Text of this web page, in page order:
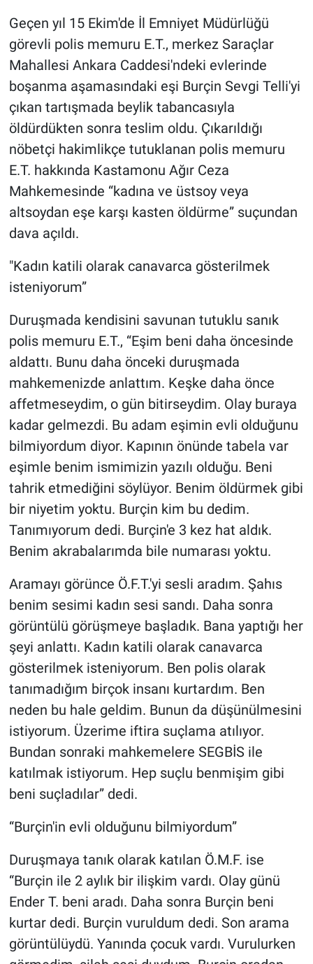
Geçen yıl 15 Ekim'de İl Emniyet Müdürlüğü
görevli polis memuru E.T., merkez Saraçlar
Mahallesi Ankara Caddesi'ndeki evlerinde
boşanma aşamasındaki eşi Burçin Sevgi Telli'yi
çıkan tartışmada beylik tabancasıyla
öldürdükten sonra teslim oldu. Çıkarıldığı
nöbetçi hakimlikçe tutuklanan polis memuru
E.T. hakkında Kastamonu Ağır Ceza
Mahkemesinde “kadına ve üstsoy veya
altsoydan eşe karşı kasten öldürme” suçundan
dava açıldı.
"Kadın katili olarak canavarca gösterilmek
isteniyorum”
Duruşmada kendisini savunan tutuklu sanık
polis memuru E.T., “Eşim beni daha öncesinde
aldattı. Bunu daha önceki duruşmada
mahkemenizde anlattım. Keşke daha önce
affetmeseydim, o gün bitirseydim. Olay buraya
kadar gelmezdi. Bu adam eşimin evli olduğunu
bilmiyordum diyor. Kapının önünde tabela var
eşimle benim ismimizin yazılı olduğu. Beni
tahrik etmediğini söylüyor. Benim öldürmek gibi
bir niyetim yoktu. Burçin kim bu dedim.
Tanımıyorum dedi. Burçin'e 3 kez hat aldık.
Benim akrabalarımda bile numarası yoktu.
Aramayı görünce Ö.F.T.'yi sesli aradım. Şahıs
benim sesimi kadın sesi sandı. Daha sonra
görüntülü görüşmeye başladık. Bana yaptığı her
şeyi anlattı. Kadın katili olarak canavarca
gösterilmek isteniyorum. Ben polis olarak
tanımadığım birçok insanı kurtardım. Ben
neden bu hale geldim. Bunun da düşünülmesini
istiyorum. Üzerime iftira suçlama atılıyor.
Bundan sonraki mahkemelere SEGBİS ile
katılmak istiyorum. Hep suçlu benmişim gibi
beni suçladılar” dedi.
“Burçin'in evli olduğunu bilmiyordum”
Duruşmaya tanık olarak katılan Ö.M.F. ise
“Burçin ile 2 aylık bir ilişkim vardı. Olay günü
Ender T. beni aradı. Daha sonra Burçin beni
kurtar dedi. Burçin vuruldum dedi. Son arama
görüntülüydü. Yanında çocuk vardı. Vurulurken